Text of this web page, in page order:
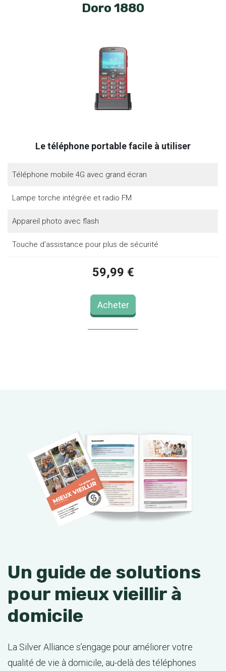
Doro 1880
Le téléphone portable facile à utiliser
Téléphone mobile 4G avec grand écran
Lampe torche intégrée et radio FM
Appareil photo avec flash
Touche d’assistance pour plus de sécurité
59,99 €
Acheter
Un guide de solutions
pour mieux vieillir à
domicile
La Silver Alliance s’engage pour améliorer votre
qualité de vie à domicile, au-delà des téléphones